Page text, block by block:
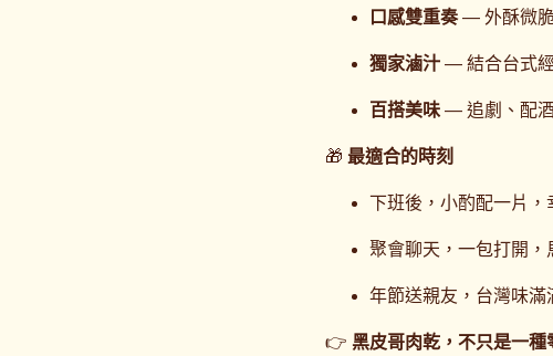
口感雙重奏— 外酥微脆
獨家滷汁 — 結合台式
百搭美味 — 追劇、配
🎁 最適合的時刻
下班後，小酌配一片，
聚會聊天，一包打開，
年節送親友，台灣味滿
👉 黑皮哥肉乾，不只是一種